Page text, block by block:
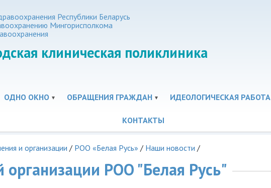
Республики Беларусь
Мингорисполкома
клиническая поликлиника
ОДНО ОКНО ОБРАЩЕНИЯ ГРАЖДАН ИДЕОЛОГИЧЕСКАЯ РАБОТА
КОНТАКТЫ
и организации / РОО «Белая Русь» / Наши новости /
организации РОО "Белая Русь"